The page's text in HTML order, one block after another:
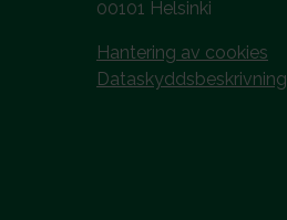
00101 Helsinki
Hantering av cookies
Dataskyddsbeskrivning